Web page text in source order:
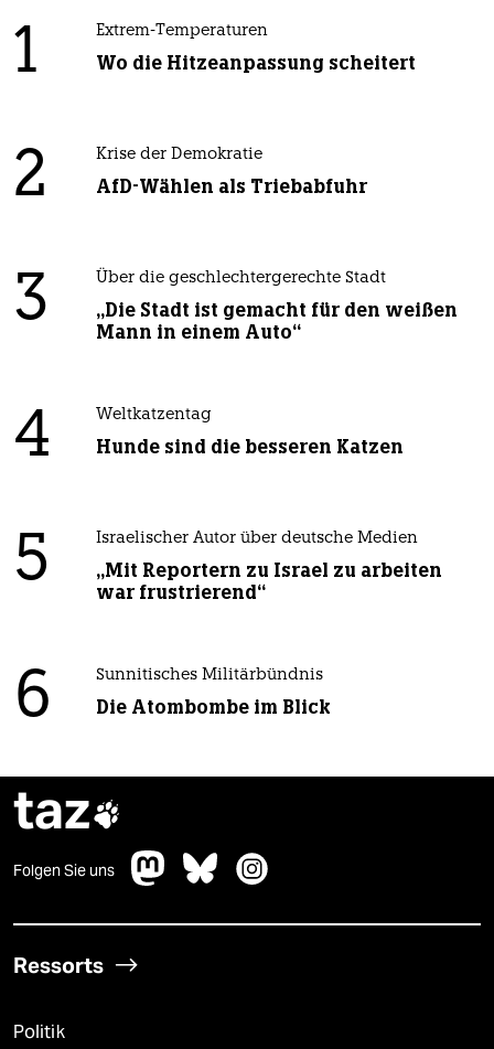
1 Extrem-Temperaturen
Wo die Hitzeanpassung scheitert
2 Krise der Demokratie
AfD-Wählen als Triebabfuhr
3 Über die geschlechtergerechte Stadt
„Die Stadt ist gemacht für den weißen
Mann in einem Auto“
4 Weltkatzentag
Hunde sind die besseren Katzen
5 Israelischer Autor über deutsche Medien
„Mit Reportern zu Israel zu arbeiten
war frustrierend“
6 Sunnitisches Militärbündnis
Die Atombombe im Blick
taz
Folgen Sie uns
Ressorts
Politik